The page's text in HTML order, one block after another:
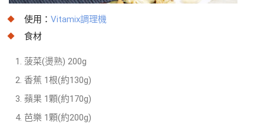
使用： Vitamix調理機
食材
菠菜(燙熟) 200g
香蕉 1根(約130g)
蘋果 1顆(約170g)
芭樂 1顆(約200g)